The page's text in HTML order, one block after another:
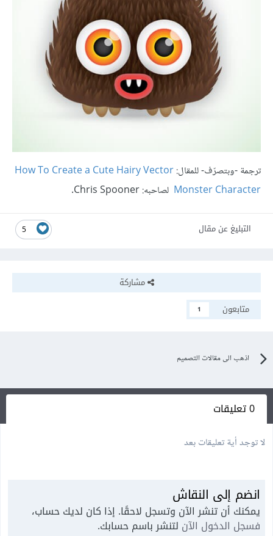
ترجمة -وبتصرّف- للمقال:How To Create a Cute Hairy Vector
Monster Character لصاحبه: Chris Spooner.
5 التبليغ عن مقال
مشاركة
متابعون
1
اذهب الى مقالات التصميم
0 تعليقات
لا توجد أية تعليقات بعد
انضم إلى النقاش
يمكنك أن تنشر الآن وتسجل لاحقًا. إذا كان لديك حساب،
فسجل الدخول الآن لتنشر باسم حسابك.